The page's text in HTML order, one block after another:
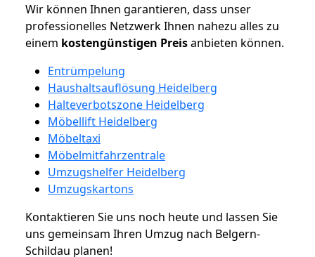
Wir können Ihnen garantieren, dass unser
professionelles Netzwerk Ihnen nahezu alles zu
einem kostengünstigen Preisanbieten können.
Entrümpelung
Haushaltsauflösung Heidelberg
Halteverbotszone Heidelberg
Möbellift Heidelberg
Möbeltaxi
Möbelmitfahrzentrale
Umzugshelfer Heidelberg
Umzugskartons
Kontaktieren Sie uns noch heute und lassen Sie
uns gemeinsam Ihren Umzug nach Belgern-
Schildau planen!